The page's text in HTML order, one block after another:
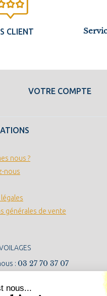
CLIENT
VOTRE COMPTE
nous ?
nous
générales de vente
: 03 27 70 37 07
nous...